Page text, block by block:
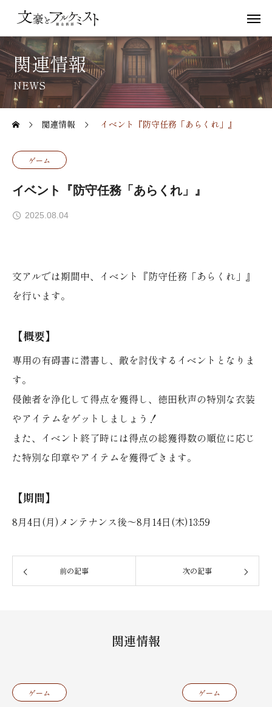
関連情報
NEWS
関連情報 イベント『防守任務「あらくれ」』
ゲーム
イベント『防守任務「あらくれ」』
2025.08.04
文アルでは期間中、イベント『防守任務「あらくれ」』
を行います。
【概要】
専用の有碍書に潜書し、敵を討伐するイベントとなりま
す。
侵蝕者を浄化して得点を獲得し、徳田秋声の特別な衣装
やアイテムをゲットしましょう！
また、イベント終了時には得点の総獲得数の順位に応じ
た特別な印章やアイテムを獲得できます。
【期間】
8月4日(月)メンテナンス後～8月14日(木)13:59
前の記事 次の記事
関連情報
ゲーム ゲーム